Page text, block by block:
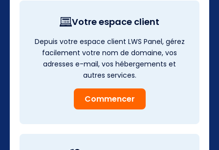
Votre espace client
Depuis votre espace client LWS Panel, gérez
facilement votre nom de domaine, vos
adresses e-mail, vos hébergements et
autres services.
Commencer